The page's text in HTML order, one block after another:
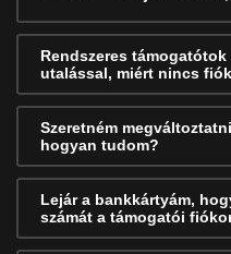
Rendszeres
utalással, miért nincs
Szeretném
hogyan tudom?
Lejár a bankkártyám,
számát a támogatói